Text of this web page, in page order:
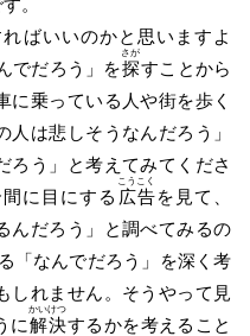
。
ばいいのかと思いますよ
でだろう」を探
さが
すことから
に乗っている人や街を歩く
は悲しそうなんだろう」
ろう」と考えてみてくださ
に目にする 広
こう
告
こく
を見て、
んだろう」と調べてみるの
「なんでだろう」を深く考
しれません。そうやって見
に解
かい
決
けつ
するかを考えること